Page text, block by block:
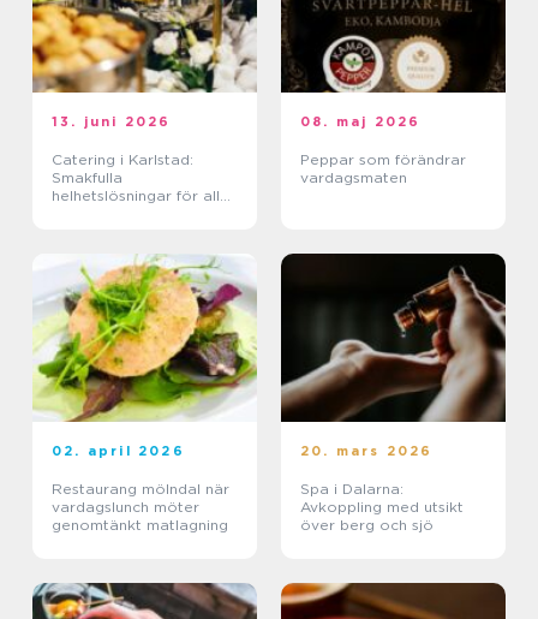
13. juni 2026
Catering i Karlstad:
Smakfulla
helhetslösningar för alla
08. maj 2026
Peppar som förändrar
vardagsmaten
02. april 2026
Restaurang mölndal när
vardagslunch möter
genomtänkt matlagning
20. mars 2026
Spa i Dalarna:
Avkoppling med utsikt
över berg och sjö